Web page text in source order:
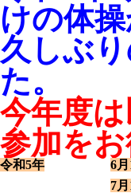
けの体
久しぶ
た。
今年度
参加を
令和5年 6月
7